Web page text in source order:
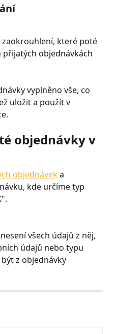
zaokrouhlení, které poté
objednávkách
vyplněno vše, co
uložit a použít v
objednávky v
objednávek a
kde určíme typ
všech údajů z něj,
údajů nebo typu
z objednávky